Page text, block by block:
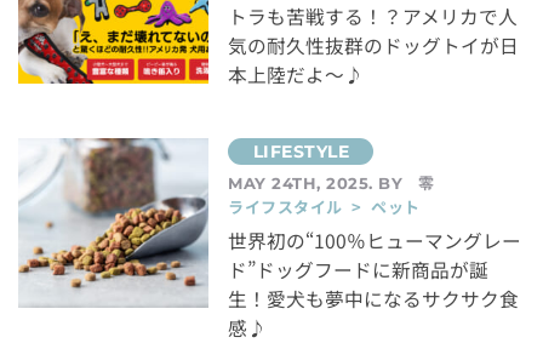
トラも苦戦する！？アメリカで人
気の耐久性抜群のドッグトイが日
本上陸だよ～♪
MAY 24TH, 2025. BY
零
ライフスタイル > ペット
世界初の“100％ヒューマングレー
ド”ドッグフードに新商品が誕
生！愛犬も夢中になるサクサク食
感♪